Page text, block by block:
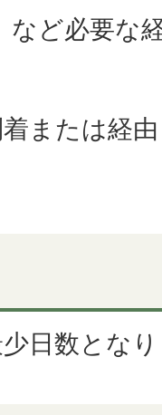
など必要な
または経
日数とな